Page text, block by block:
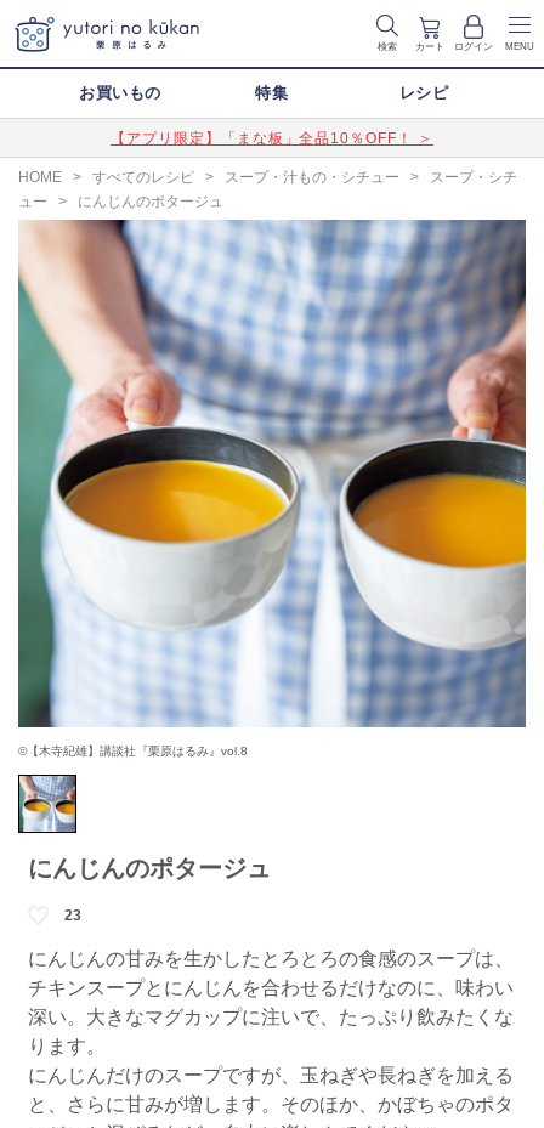
検索 カート ログイン MENU
お買いもの 特集 レシピ
【アプリ限定】「まな板」全品10％OFF！ ＞
HOME > すべてのレシピ > スープ・汁もの・シチュー >
スープ・シチ
ュー
> にんじんのポタージュ
©【木寺紀雄】講談社『栗原はるみ』vol.8
にんじんのポタージュ
23
にんじんの甘みを生かしたとろとろの食感のスープは、
チキンスープとにんじんを合わせるだけなのに、味わい
深い。大きなマグカップに注いで、たっぷり飲みたくな
ります。
にんじんだけのスープですが、玉ねぎや長ねぎを加える
と、さらに甘みが増します。そのほか、かぼちゃのポタ